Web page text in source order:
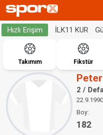
Hızlı Erişim İLK11 KUR
Takımım Fikstür
2 /
Boy:
182